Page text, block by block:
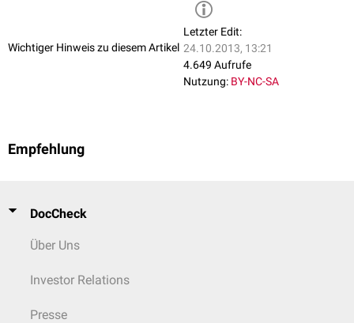
Wichtiger Hinweis zu diesem Artikel
Letzter Edit:
24.10.2013, 13:21
4.649 Aufrufe
Nutzung: BY-NC-SA
Empfehlung
DocCheck
Über Uns
Investor Relations
Presse